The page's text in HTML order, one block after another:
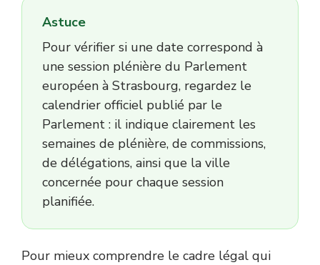
Astuce
Pour vérifier si une date correspond à
une session plénière du Parlement
européen à Strasbourg, regardez le
calendrier officiel publié par le
Parlement : il indique clairement les
semaines de plénière, de commissions,
de délégations, ainsi que la ville
concernée pour chaque session
planifiée.
Pour mieux comprendre le cadre légal qui